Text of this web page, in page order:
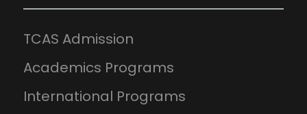
TCAS Admission
Academics Programs
International Programs